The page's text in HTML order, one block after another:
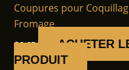
Coupures pour
Fromage
$6.65
ACHETER
PRODUIT